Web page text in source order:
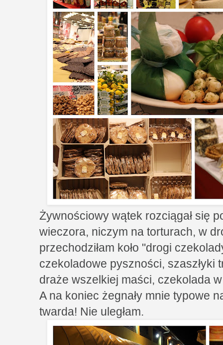
Żywnościowy wątek rozciągał się
wieczora, niczym na torturach, w
przechodziłam koło "drogi
czekoladowe pyszności, szaszłyki
draże wszelkiej maści, czekolada
A na koniec żegnały mnie typowe
twarda! Nie uległam.